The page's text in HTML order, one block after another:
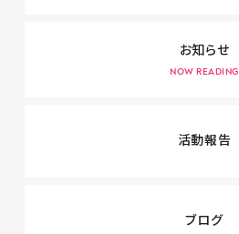
お知らせ
活動報告
ブログ